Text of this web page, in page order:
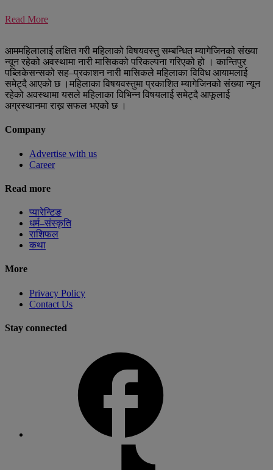
Read More
आममहिलालाई लक्षित गरी महिलाको विषयवस्तु सम्बन्धित म्यागेजिनको संख्या
न्यून रहेको अवस्थामा नारी मासिकको परिकल्पना गरिएको हो । कान्तिपुर
पब्लिकेसन्सको सह–प्रकाशन नारी मासिकले महिलाका विविध आयामलार्ई
समेट्दै आएको छ ।महिलाका विषयवस्तुमा प्रकाशित म्यागेजिनको संख्या न्यून
रहेको अवस्थामा यसले महिलाका विभिन्न विषयलार्ई समेट्दै आफूलार्ई
अग्रस्थानमा राख्न सफल भएको छ ।
Company
Advertise with us
Career
Read more
प्यारेन्टिङ
धर्म–संस्कृति
राशिफल
कथा
More
Privacy Policy
Contact Us
Stay connected